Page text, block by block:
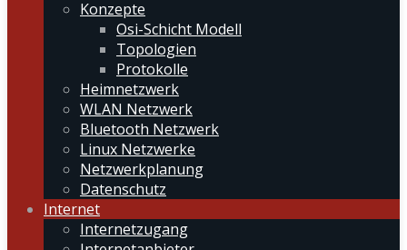
Konzepte
Osi-Schicht Modell
Topologien
Protokolle
Heimnetzwerk
WLAN Netzwerk
Bluetooth Netzwerk
Linux Netzwerke
Netzwerkplanung
Datenschutz
Internet
Internetzugang